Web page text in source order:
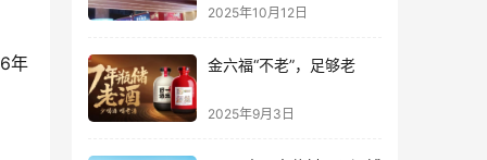
年
2025年10月12日
金六福“不老”，足够老
2025年9月3日